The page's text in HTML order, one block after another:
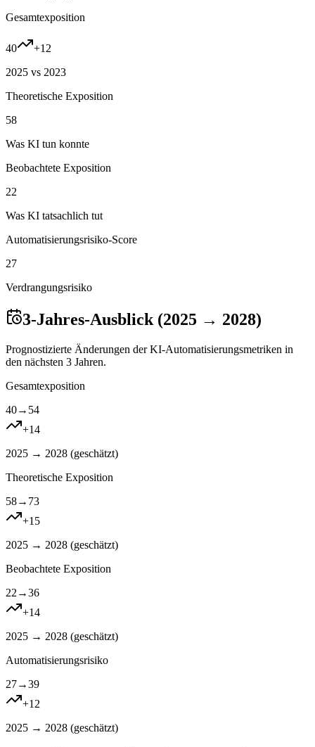
Gesamtexposition
40 +12
2025 vs 2023
Theoretische Exposition
58
Was KI tun konnte
Beobachtete Exposition
22
Was KI tatsachlich tut
Automatisierungsrisiko-Score
27
Verdrangungsrisiko
3-Jahres-Ausblick (2025 → 2028)
Prognostizierte Änderungen der KI-Automatisierungsmetriken in
den nächsten 3 Jahren.
Gesamtexposition
40→ 54
+14
2025 → 2028 (geschätzt)
Theoretische Exposition
58→ 73
+15
2025 → 2028 (geschätzt)
Beobachtete Exposition
22 →36
+14
2025 → 2028 (geschätzt)
Automatisierungsrisiko
27→39
+12
2025 → 2028 (geschätzt)